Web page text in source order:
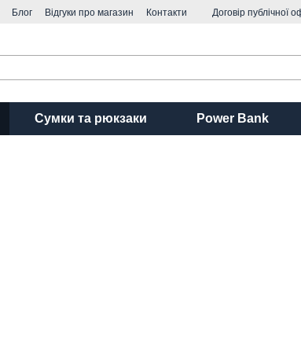
Блог Відгуки про магазин Контакти
Договір публічної
Сумки та рюкзаки Power Bank